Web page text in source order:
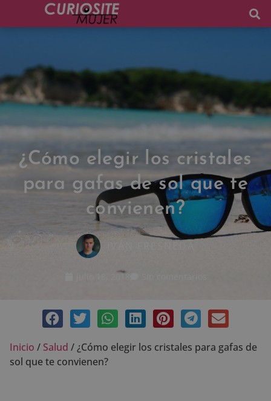
¿Cómo elegir los cristales
para gafas de sol que te
convienen?
julio 18, 2018
Inicio / Salud /¿Cómo elegir los cristales para gafas de
sol que te convienen?